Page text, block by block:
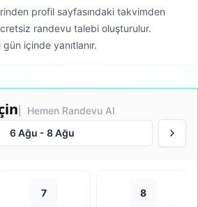
profil sayfasındaki takvimden
randevu talebi oluşturulur.
içinde yanıtlanır.
| Hemen Randevu Al
6 Ağu - 8 Ağu
7
8